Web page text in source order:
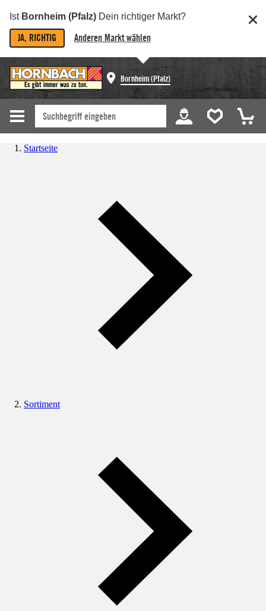
Ist Bornheim (Pfalz) Dein richtiger Markt?
JA, RICHTIG Anderen Markt wählen
Bornheim (Pfalz)
Startseite
Sortiment